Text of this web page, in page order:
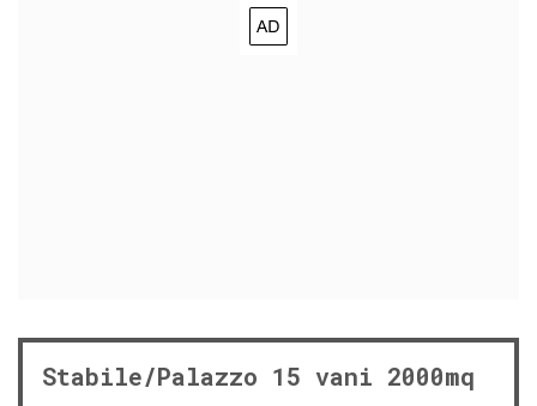
Stabile/Palazzo 15 vani 2000mq